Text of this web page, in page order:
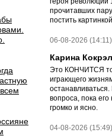
прочитавших
постить
06-08-2026 (14:11)
Карина
Это КОНЧИТСЯ
играющего
останавливаться.
вопроса, пока
громко и ясно.
04-08-2026 (15:49)